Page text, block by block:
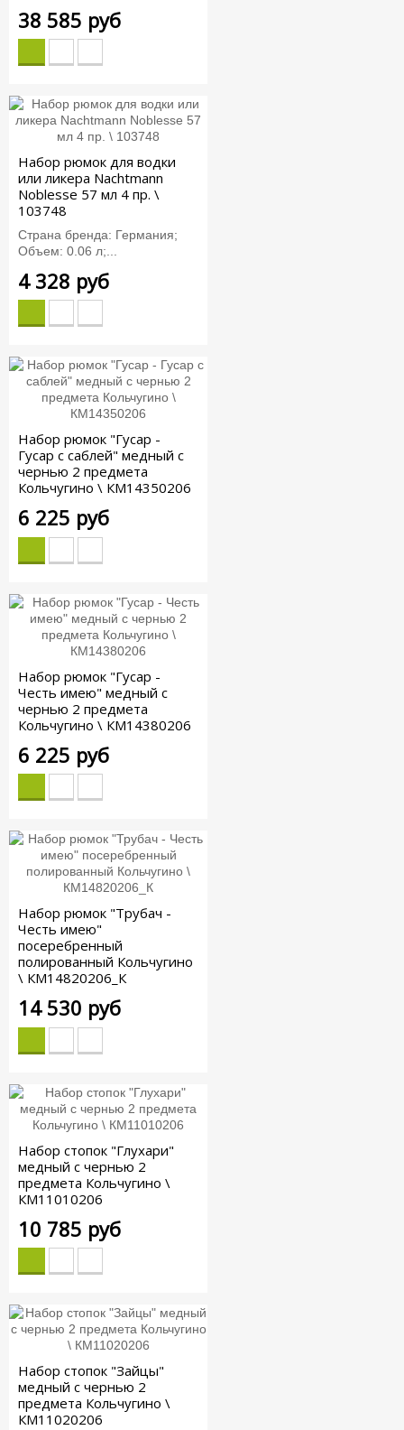
38 585 руб
Набор рюмок для водки
или ликера Nachtmann
Noblesse 57 мл 4 пр. \
103748
Страна бренда: Германия;
Объем: 0.06 л;...
4 328 руб
Набор рюмок "Гусар -
Гусар с саблей" медный с
чернью 2 предмета
Кольчугино \ КМ14350206
6 225 руб
Набор рюмок "Гусар -
Честь имею" медный с
чернью 2 предмета
Кольчугино \ КМ14380206
6 225 руб
Набор рюмок "Трубач -
Честь имею"
посеребренный
полированный Кольчугино
\ КМ14820206_К
14 530 руб
Набор стопок "Глухари"
медный с чернью 2
предмета Кольчугино \
КМ11010206
10 785 руб
Набор стопок "Зайцы"
медный с чернью 2
предмета Кольчугино \
КМ11020206